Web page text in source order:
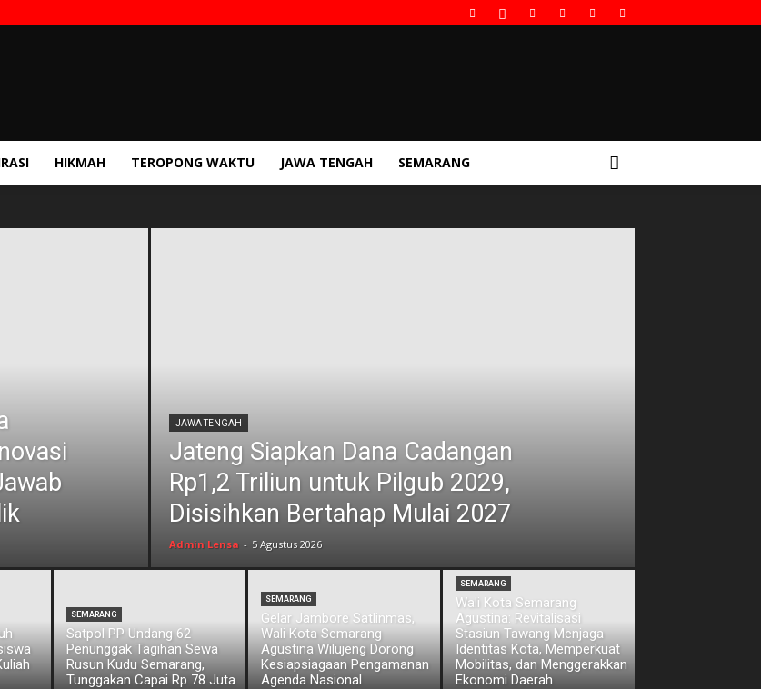
HIKMAH TEROPONG WAKTU JAWA TENGAH SEMARANG
JAWA TENGAH
Jateng Siapkan Dana Cadangan
Rp1,2 Triliun untuk Pilgub 2029,
Disisihkan Bertahap Mulai 2027
Admin Lensa - 5 Agustus 2026
SEMARANG
Satpol PP Undang 62
Penunggak Tagihan Sewa
Rusun Kudu Semarang,
Tunggakan Capai Rp 78 Juta
SEMARANG
Gelar Jambore Satlinmas,
Wali Kota Semarang
Agustina Wilujeng Dorong
Kesiapsiagaan Pengamanan
Agenda Nasional
SEMARANG
Wali Kota Semarang
Agustina: Revitalisasi
Stasiun Tawang Menjaga
Identitas Kota, Memperkuat
Mobilitas, dan Menggerakkan
Ekonomi Daerah